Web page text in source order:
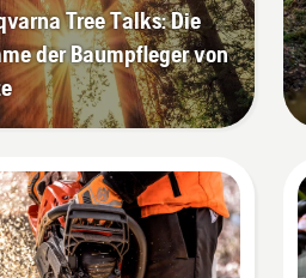
Tree Talks: Die
der Baumpfleger von